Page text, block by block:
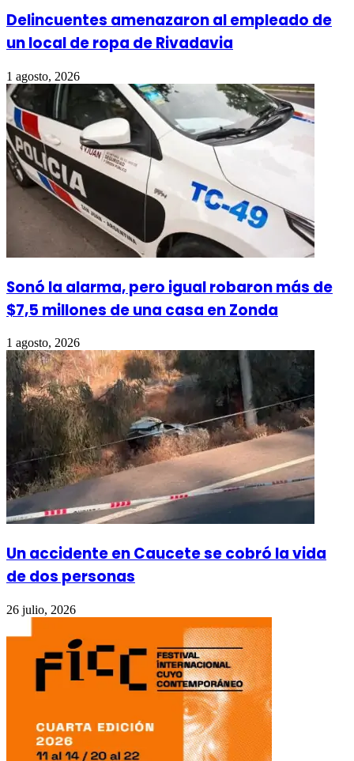
Delincuentes amenazaron al empleado de
un local de ropa de Rivadavia
1 agosto, 2026
Sonó la alarma, pero igual robaron más de
$7,5 millones de una casa en Zonda
1 agosto, 2026
Un accidente en Caucete se cobró la vida
de dos personas
26 julio, 2026